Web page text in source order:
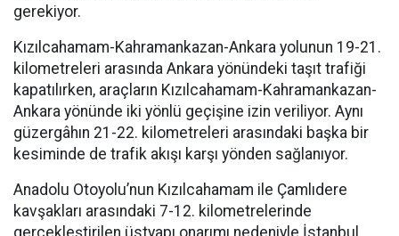
gerekiyor.
Kızılcahamam-Kahramankazan-Ankara yolunun 19-21.
kilometreleri arasında Ankara yönündeki taşıt trafiği
kapatılırken, araçların Kızılcahamam-Kahramankazan-
Ankara yönünde iki yönlü geçişine izin veriliyor. Aynı
güzergâhın 21-22. kilometreleri arasındaki başka bir
kesiminde de trafik akışı karşı yönden sağlanıyor.
Anadolu Otoyolu’nun Kızılcahamam ile Çamlıdere
kavşakları arasındaki 7-12. kilometrelerinde
gerçekleştirilen üstyapı onarımı nedeniyle İstanbul